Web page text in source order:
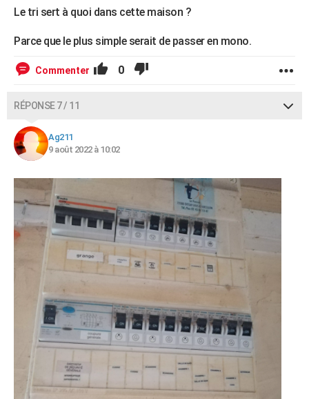
Le tri sert à quoi dans cette maison ?
Parce que le plus simple serait de passer en mono.
Commenter 0
RÉPONSE 7 / 11
Ag211
9 août 2022 à 10:02